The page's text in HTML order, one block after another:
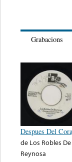
Grabacions
Despues Del
de Los Robles De
Reynosa